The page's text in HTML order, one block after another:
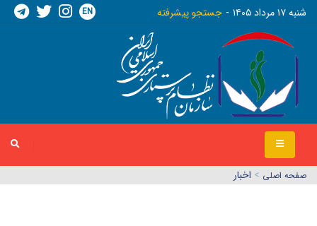
شنبه ١٧ مرداد ١٤٠٥ جستجو پیشرفته EN
صفحه اصلي > اخبار